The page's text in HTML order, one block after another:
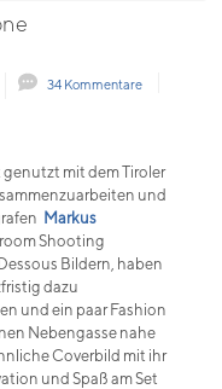
34 Kommentare
mit dem Tiroler
und
Markus
Shooting
Bildern, haben
dazu
und ein paar Fashion
Nebengasse nahe
Coverbild mit ihr
und Spaß am Set